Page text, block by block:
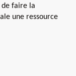
faire la
une ressource